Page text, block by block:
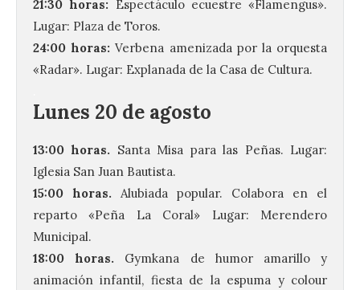
21:30 horas: Espectáculo ecuestre «Flamengus».
Lugar: Plaza de Toros.
24:00 horas: Verbena amenizada por la orquesta
«Radar». Lugar: Explanada de la Casa de Cultura.
Lunes 20 de agosto
13:00 horas. Santa Misa para las Peñas. Lugar:
Iglesia San Juan Bautista.
15:00 horas. Alubiada popular. Colabora en el
reparto «Peña La Coral» Lugar: Merendero
Municipal.
18:00 horas. Gymkana de humor amarillo y
animación infantil, fiesta de la espuma y colour